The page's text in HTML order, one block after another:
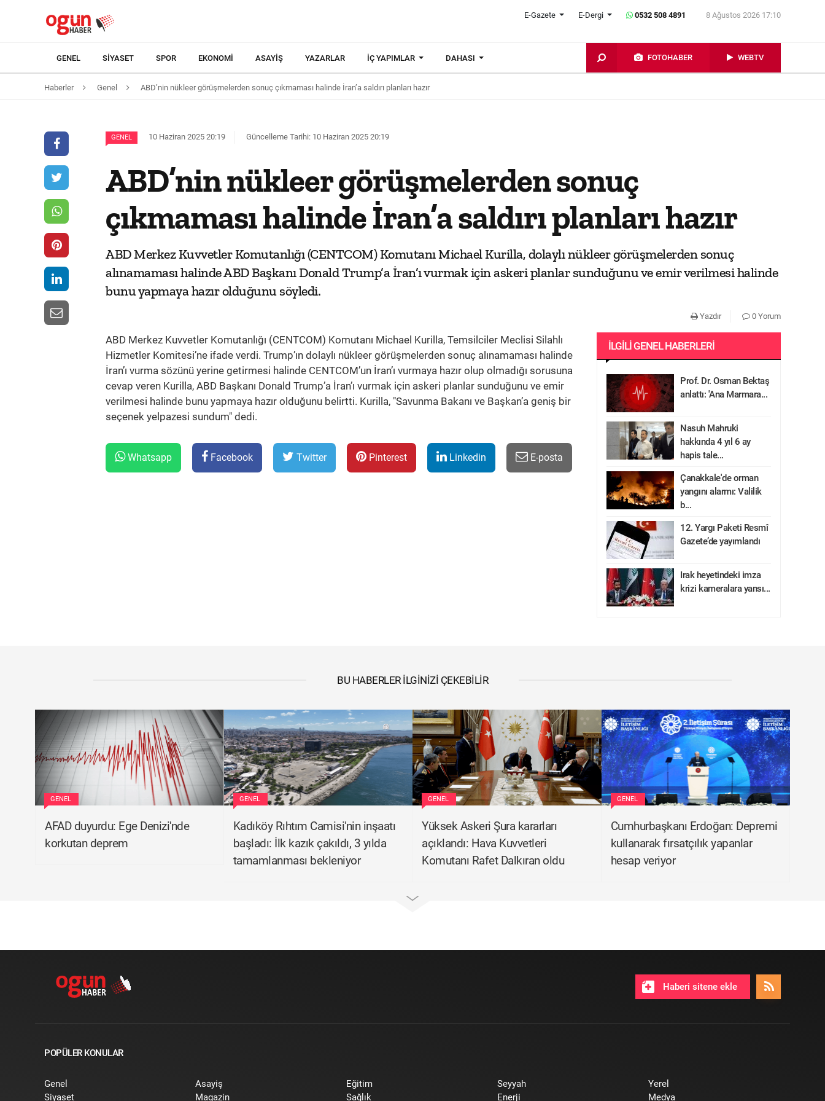
E-Gazete E-Dergi 0532 508 4891 8 Ağustos 2026 17:10
GENEL SIYASET SPOR EKONOMI ASAYIŞ YAZARLAR İÇ YAPIMLAR DAHASI FOTOHABER WEBTV
Haberler Genel ABD’nin nükleer görüşmelerden sonuç çıkmaması halinde İran’a saldırı planları hazır
GENEL 10 Haziran 2025 20:19 Güncelleme Tarihi: 10 Haziran 2025 20:19
ABD’nin nükleer görüşmelerden sonuç
çıkmaması halinde İran’a saldırı planları hazır
ABD Merkez Kuvvetler Komutanlığı (CENTCOM) Komutanı Michael Kurilla, dolaylı nükleer görüşmelerden sonuç
alınamaması halinde ABD Başkanı Donald Trump’a İran’ı vurmak için askeri planlar sunduğunu ve emir verilmesi halinde
bunu yapmaya hazır olduğunu söyledi.
Yazdır 0 Yorum
ABD Merkez Kuvvetler Komutanlığı (CENTCOM) Komutanı Michael Kurilla, Temsilciler Meclisi Silahlı
Hizmetler Komitesi’ne ifade verdi. Trump’ın dolaylı nükleer görüşmelerden sonuç alınamaması halinde
İran’ı vurma sözünü yerine getirmesi halinde CENTCOM’un İran’ı vurmaya hazır olup olmadığı sorusuna
cevap veren Kurilla, ABD Başkanı Donald Trump’a İran’ı vurmak için askeri planlar sunduğunu ve emir
verilmesi halinde bunu yapmaya hazır olduğunu belirtti. Kurilla, "Savunma Bakanı ve Başkan’a geniş bir
seçenek yelpazesi sundum" dedi.
Whatsapp Facebook Twitter Pinterest Linkedin E-posta
İLGILI GENEL HABERLERI
Prof. Dr. Osman Bektaş
anlattı: 'Ana Marmara...
Nasuh Mahruki
hakkında 4 yıl 6 ay
hapis tale...
Çanakkale'de orman
yangını alarmı: Valilik
b...
12. Yargı Paketi Resmî
Gazete’de yayımlandı
Irak heyetindeki imza
krizi kameralara yansı...
BU HABERLER İLGINIZI ÇEKEBILIR
GENEL
AFAD duyurdu: Ege Denizi'nde
korkutan deprem
GENEL
Kadıköy Rıhtım Camisi'nin inşaatı
başladı: İlk kazık çakıldı, 3 yılda
tamamlanması bekleniyor
GENEL
Yüksek Askeri Şura kararları
açıklandı: Hava Kuvvetleri
Komutanı Rafet Dalkıran oldu
GENEL
Cumhurbaşkanı Erdoğan: Depremi
kullanarak fırsatçılık yapanlar
hesap veriyor
Haberi sitene ekle
POPÜLER KONULAR
Genel
Siyaset
Asayiş
Magazin
Eğitim
Sağlık
Seyyah
Enerji
Yerel
Medya